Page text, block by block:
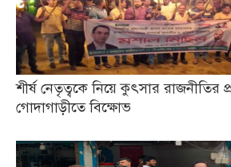
শীর্ষ নেতৃত্বকে নিয়ে কুৎসার রাজনীতির
গোদাগাড়ীতে বিক্ষোভ